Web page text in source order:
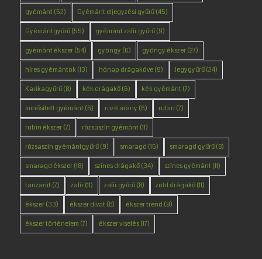
gyémánt (52) Gyémánt eljegyzési gyűrű(45)
Gyémántgyűrű(55) gyémánt zafír gyűrű(9)
gyémánt ékszer(54) gyöngy (6) gyöngy ékszer(27)
híres gyémántok(13) hónap drágaköve(9) Jegygyűrű(24)
Karikagyűrű(8) kék drágakő(6) kék gyémánt (7)
minősített gyémánt (6) rozé arany (6) rubin (7)
rubin ékszer(7) rózsaszín gyémánt (11)
rózsaszín gyémántgyűrű(9) smaragd (15) smaragd gyűrű(8)
smaragd ékszer(18) színes drágakő(34) színes gyémánt (11)
tanzanit (7) zafír(11) zafír gyűrű(8) zöld drágakő(11)
ékszer(33) ékszer divat (8) ékszer trend (9)
ékszer történelem (7) ékszer viselés(17)